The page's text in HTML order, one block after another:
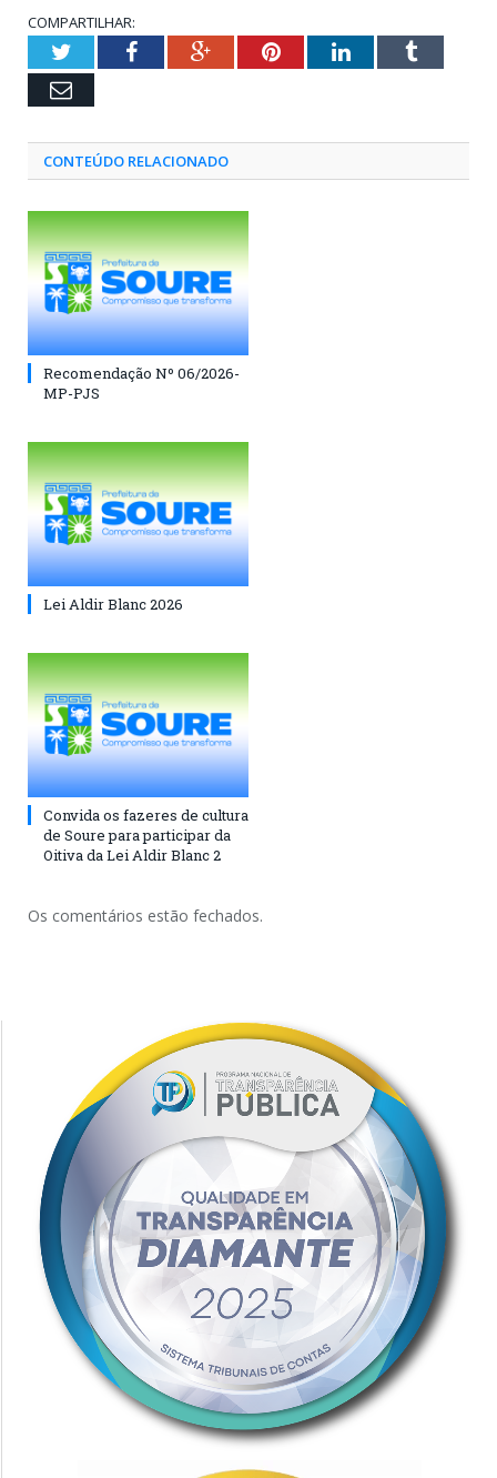
COMPARTILHAR:
TwitterFacebookGoogle+PinterestLinkedInTumblr
Email
CONTEÚDO RELACIONADO
Recomendação Nº 06/2026-
MP-PJS
Lei Aldir Blanc 2026
Convida os fazeres de cultura
de Soure para participar da
Oitiva da Lei Aldir Blanc 2
Os comentários estão fechados.